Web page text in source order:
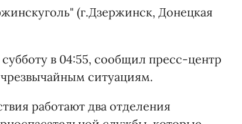
(г.Дзержинск, Донецкая
в 04:55, сообщил пресс-центр
ситуациям.
работают два отделения